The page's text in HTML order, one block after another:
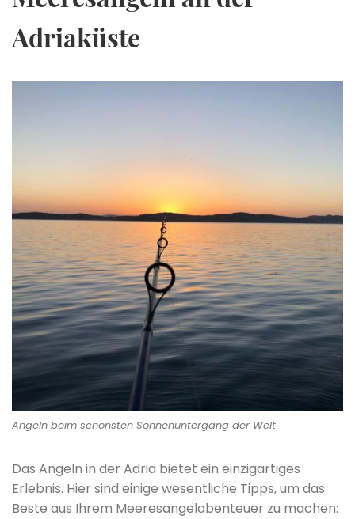
Adriaküste
Angeln beim schönsten Sonnenuntergang der Welt
Das Angeln in der Adria bietet ein einzigartiges
Erlebnis. Hier sind einige wesentliche Tipps, um das
Beste aus Ihrem Meeresangelabenteuer zu machen: